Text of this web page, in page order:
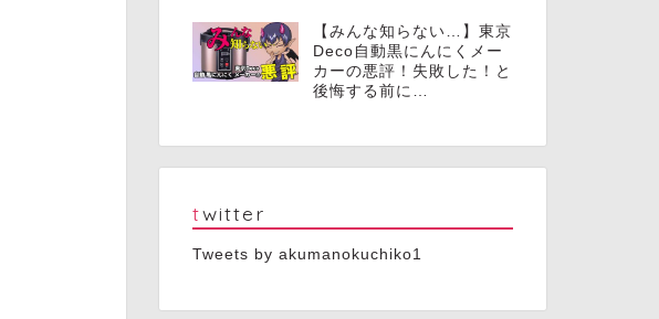
【みんな知らない…】東京
Deco自動黒にんにくメー
カーの悪評！失敗した！と
後悔する前に…
twitter
Tweets by akumanokuchiko1